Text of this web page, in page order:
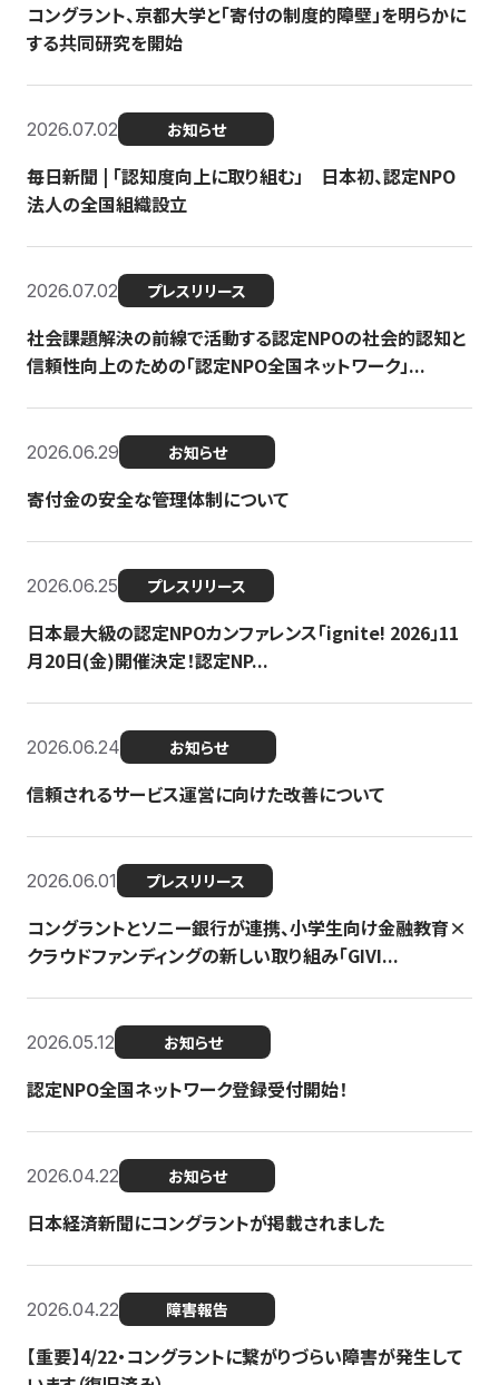
コングラント、京都大学と「寄付の制度的障壁」を明らかに
する共同研究を開始
2026.07.02 お知らせ
毎日新聞 | 「認知度向上に取り組む」 日本初、認定NPO
法人の全国組織設立
2026.07.02 プレスリリース
社会課題解決の前線で活動する認定NPOの社会的認知と
信頼性向上のための「認定NPO全国ネットワーク」...
2026.06.29 お知らせ
寄付金の安全な管理体制について
2026.06.25 プレスリリース
日本最大級の認定NPOカンファレンス「ignite! 2026」11
月20日(金)開催決定！認定NP...
2026.06.24 お知らせ
信頼されるサービス運営に向けた改善について
2026.06.01 プレスリリース
コングラントとソニー銀行が連携、小学生向け金融教育×
クラウドファンディングの新しい取り組み「GIVI...
2026.05.12 お知らせ
認定NPO全国ネットワーク登録受付開始！
2026.04.22 お知らせ
日本経済新聞にコングラントが掲載されました
2026.04.22 障害報告
【重要】4/22・コングラントに繋がりづらい障害が発生して